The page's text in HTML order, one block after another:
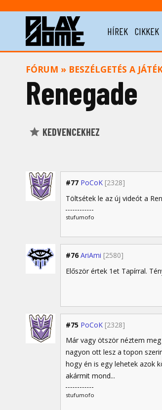
HÍREK CIKKEK
FÓRUM » BESZÉLGETÉS A
Renegade
KEDVENCEKHEZ
#77 PoCoK [2328]
Töltsétek le az új videót a
stufumofo
#76 AriAmi [2580]
Először értek 1et Tapírral.
#75 PoCoK [2328]
Már vagy ötször néztem
nagyon ott lesz a topon
hogy én is egy lehetek azok
akármit mond...
stufumofo